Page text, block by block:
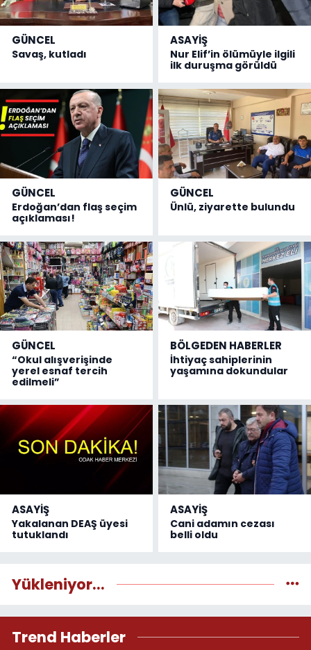
GÜNCEL
Savaş, kutladı
ASAYİŞ
Nur Elif’in ölümüyle ilgili
ilk duruşma görüldü
GÜNCEL
Erdoğan’dan flaş seçim
açıklaması!
GÜNCEL
Ünlü, ziyarette bulundu
GÜNCEL
“Okul alışverişinde
yerel esnaf tercih
edilmeli”
BÖLGEDEN HABERLER
İhtiyaç sahiplerinin
yaşamına dokundular
ASAYİŞ
Yakalanan DEAŞ üyesi
tutuklandı
ASAYİŞ
Cani adamın cezası
belli oldu
Yükleniyor...
Trend Haberler